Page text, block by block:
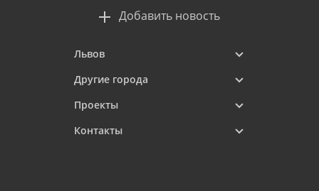
Добавить новость
Львов
Другие города
Проекты
Контакты